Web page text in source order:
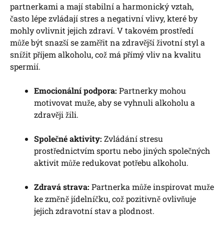
partnerkami a mají stabilní a harmonický vztah,
často lépe zvládají stres a negativní vlivy, které by
mohly ovlivnit jejich zdraví. V takovém prostředí
může být snazší se zaměřit na zdravější životní styl a
snížit příjem alkoholu, což má přímý vliv na kvalitu
spermií.
Emocionální podpora: Partnerky mohou
motivovat muže, aby se vyhnuli alkoholu a
zdravěji žili.
Společné aktivity: Zvládání stresu
prostřednictvím sportu nebo jiných společných
aktivit může redukovat potřebu alkoholu.
Zdravá strava: Partnerka může inspirovat muže
ke změně jídelníčku, což pozitivně ovlivňuje
jejich zdravotní stav a plodnost.